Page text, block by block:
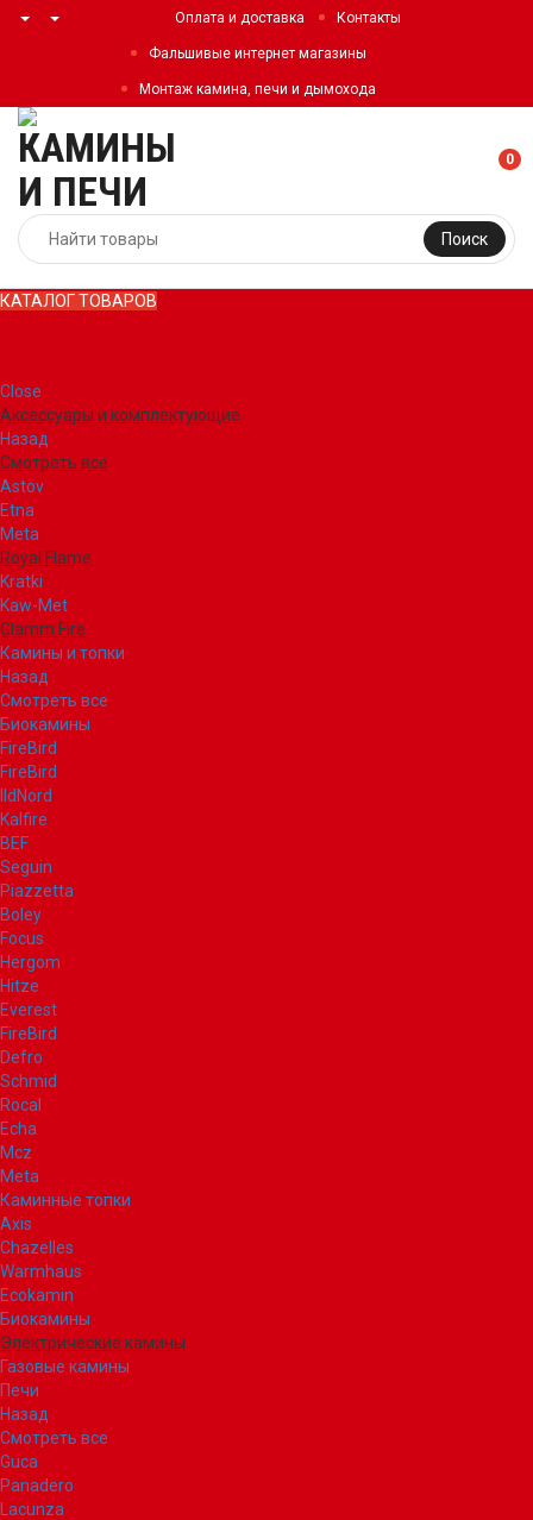
Оплата и доставка Контакты
Фальшивые интернет магазины
Монтаж камина, печи и дымохода
Поиск
0
КАТАЛОГ ТОВАРОВ
Close
Аксессуары и комплектующие
Назад
Смотреть все
Astov
Etna
Meta
Royal Flame
Kratki
Kaw-Met
Glamm Fire
Камины и топки
Назад
Смотреть все
Биокамины
FireBird
FireBird
IldNord
Kalfire
BEF
Seguin
Piazzetta
Boley
Focus
Hergom
Hitze
Everest
FireBird
Defro
Schmid
Rocal
Echa
Mcz
Meta
Каминные топки
Axis
Chazelles
Warmhaus
Ecokamin
Биокамины
Электрические камины
Газовые камины
Печи
Назад
Смотреть все
Guca
Panadero
Lacunza